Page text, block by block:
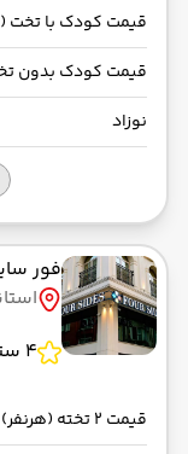
قیمت کودک با تخت
قیمت کودک بدون
نوزاد
فور
4 ستاره
قیمت 2 تخته (هرنفر)